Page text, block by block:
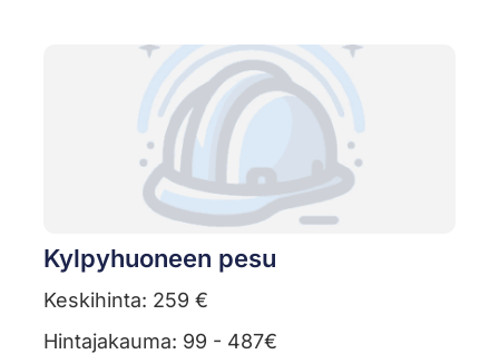
Kylpyhuoneen pesu
Keskihinta: 259 €
Hintajakauma: 99 - 487€